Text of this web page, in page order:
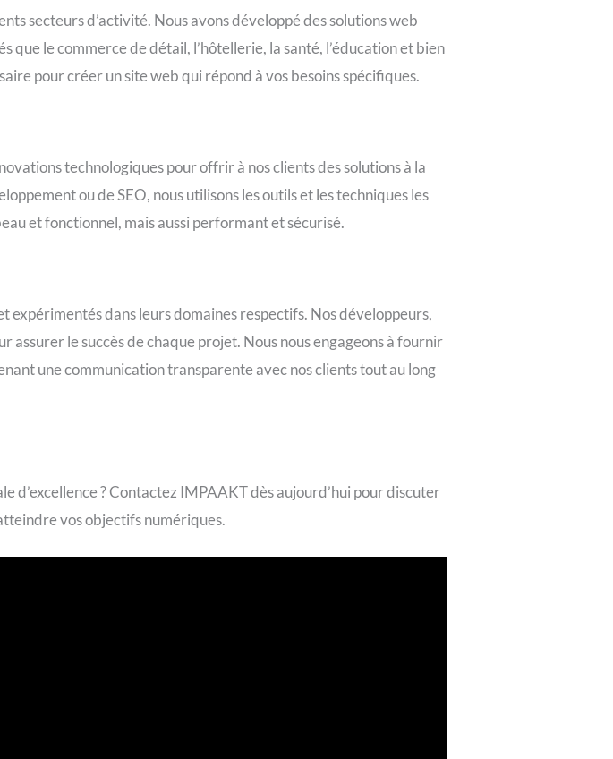
secteurs d’activité. Nous avons développé des solutions web
que le commerce de détail, l’hôtellerie, la santé, l’éducation et bien
pour créer un site web qui répond à vos besoins spécifiques.
technologiques pour offrir à nos clients des solutions à la
ou de SEO, nous utilisons les outils et les techniques les
et fonctionnel, mais aussi performant et sécurisé.
expérimentés dans leurs domaines respectifs. Nos développeurs,
le succès de chaque projet. Nous nous engageons à fournir
une communication transparente avec nos clients tout au long
d’excellence ? Contactez IMPAAKT dès aujourd’hui pour discuter
vos objectifs numériques.